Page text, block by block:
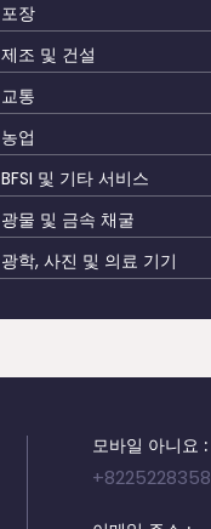
포장
제조 및 건설
교통
농업
BFSI 및 기타 서비스
광물 및 금속 채굴
광학, 사진 및 의료 기기
모바일 아니요 :
+8225228358